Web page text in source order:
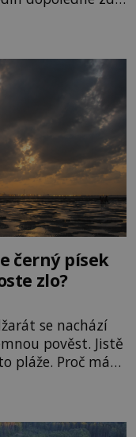
zde skutečně
černý písek
zlo?
se nachází
pověst. Jistě
pláže. Proč má
nevysvětlitelným